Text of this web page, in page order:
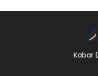
Kabar